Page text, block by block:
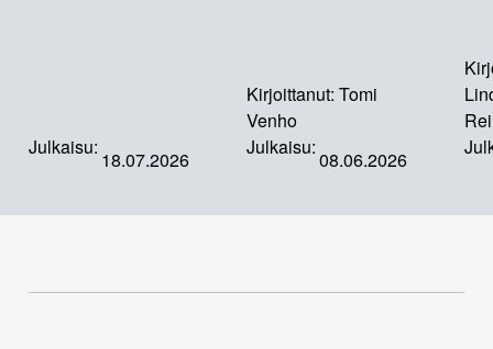
Julkaisu:
18.07.2026
Kirjoittanut: Tomi
Venho
Julkaisu:
08.06.2026